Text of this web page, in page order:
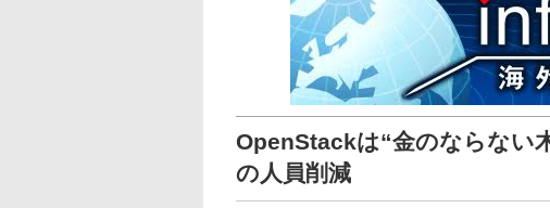
OpenStackは“金のならな
の人員削減